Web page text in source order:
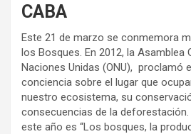
CABA
Este 21 de marzo se conmemora
los Bosques. En 2012, la Asamblea
Naciones Unidas (ONU), proclamó
conciencia sobre el lugar que
nuestro ecosistema, su
consecuencias de la deforestación.
este año es “Los bosques, la